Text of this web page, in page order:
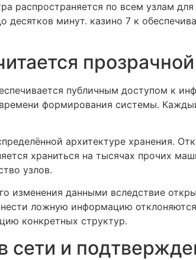
распространяется по всем узлам для
десятков минут. казино 7 к
публичным доступом к
формирования системы.
архитектуре хранения.
храниться на тысячах прочих
узлов.
изменения данными вследствие
ложную информацию
конкретных структур.
сети и